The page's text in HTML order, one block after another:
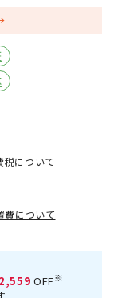
税について
費について
¥2,559 OFF※